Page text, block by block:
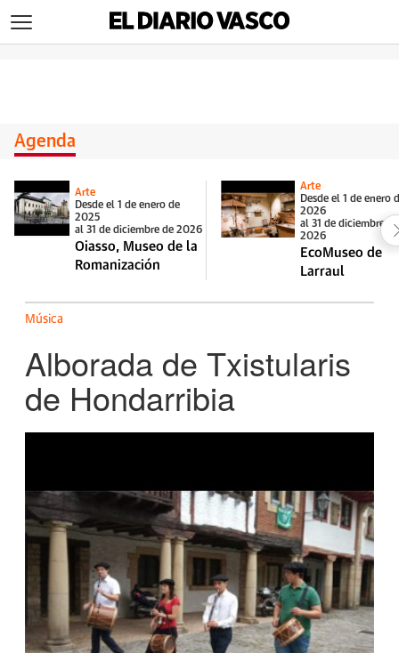
Agenda
Arte
Desde el 1 de enero de
2025
al 31 de diciembre de 2026
Oiasso, Museo de la
Romanización
Arte
Desde el 1 de enero
2026
al 31 de diciembre de
2026
EcoMuseo de
Larraul
Música
Alborada de Txistularis
de Hondarribia